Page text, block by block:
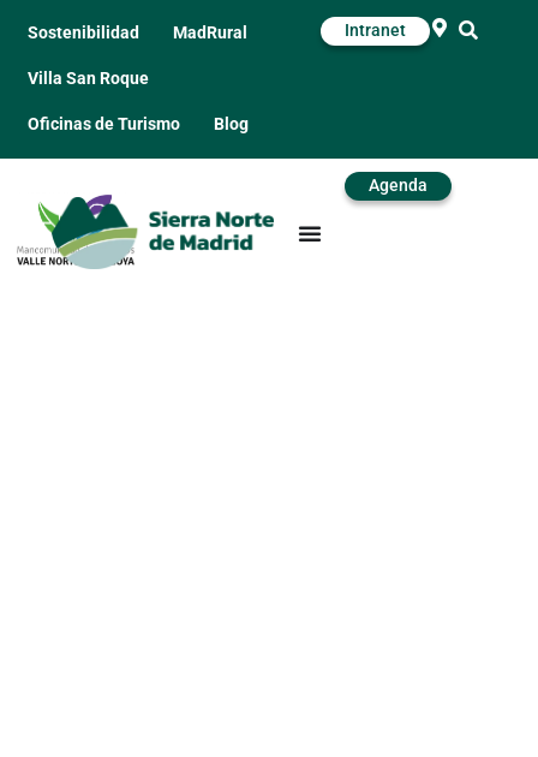
Sostenibilidad MadRural
Villa San Roque
Oficinas de Turismo Blog
Intranet
Agenda